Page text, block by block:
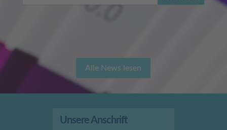
Alle News lesen
Unsere Anschrift